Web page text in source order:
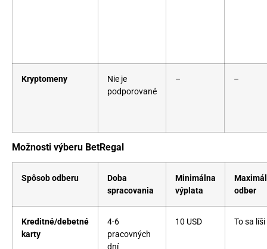
Kryptomeny
Nie je
podporované
– –
Možnosti výberu BetRegal
Spôsob odberu
Doba
spracovania
Minimálna
výplata
odber
Kreditné/debetné
karty
4-6
pracovných
dní
10 USD To sa líši